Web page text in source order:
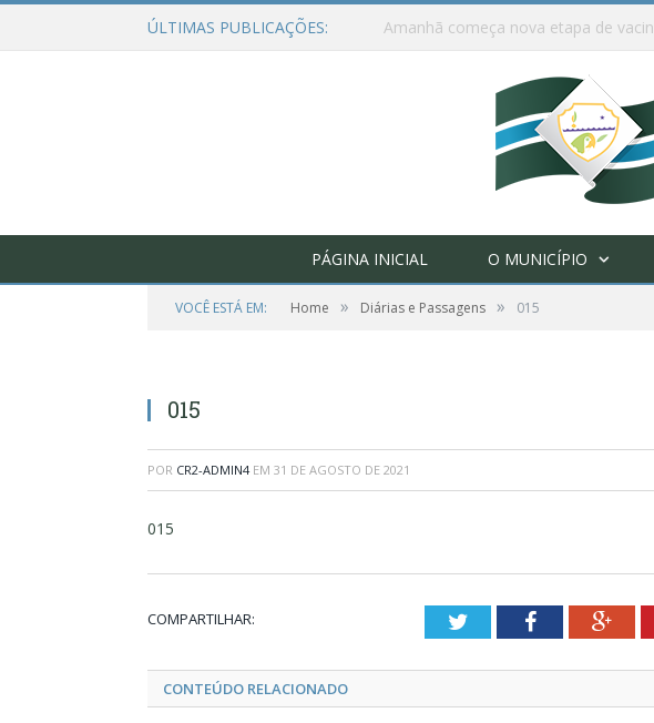
ÚLTIMAS PUBLICAÇÕES:
PÁGINA INICIAL O MUNICÍPIO
VOCÊ ESTÁ EM: Home » Diárias e Passagens » 015
015
POR CR2-ADMIN4 EM 31 DE AGOSTO DE 2021
015
COMPARTILHAR: TwitterFacebook
CONTEÚDO RELACIONADO